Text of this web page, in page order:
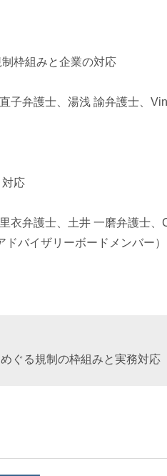
枠組みと企業の対応
子弁護士、湯浅 諭弁護士、
応
衣弁護士、土井 一磨弁護士
バイザリーボードメンバー）
ぐる規制の枠組みと実務対応